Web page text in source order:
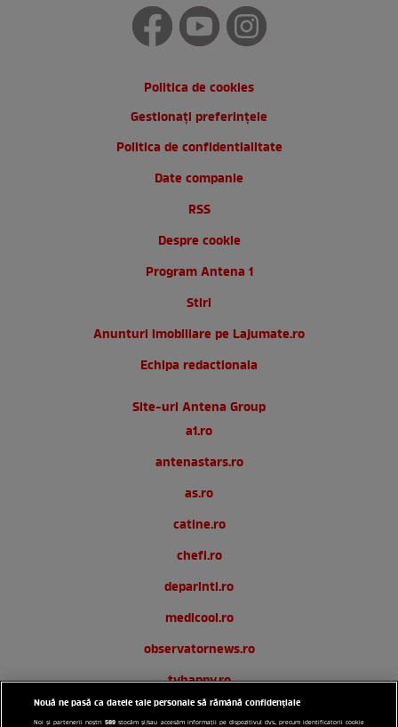
Politica de cookies
Gestionați preferințele
Politica de confidentialitate
Date companie
RSS
Despre cookie
Program Antena 1
Stiri
Anunturi imobiliare pe Lajumate.ro
Echipa redactionala
Site-uri Antena Group
a1.ro
antenastars.ro
as.ro
catine.ro
chefi.ro
deparinti.ro
medicool.ro
observatornews.ro
tvhappy.ro
useit.ro
Nouă ne pasă ca datele tale personale să rămână confidențiale
Noi și partenerii noștri589 stocăm și/sau accesăm informații pe dispozitivul dvs., precum identificatorii cookie